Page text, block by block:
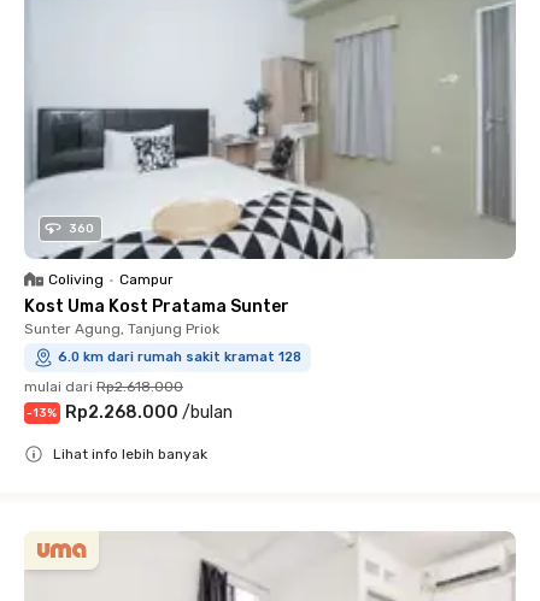
360
Coliving • Campur
Kost Uma Kost Pratama Sunter
Sunter Agung, Tanjung Priok
6.0 km dari rumah sakit kramat 128
mulai dari Rp2.618.000
-13% Rp2.268.000 /bulan
Lihat info lebih banyak